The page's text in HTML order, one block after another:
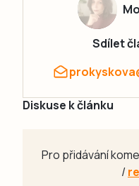
Sdílet
Diskuse k článku
Pro přidávání
/